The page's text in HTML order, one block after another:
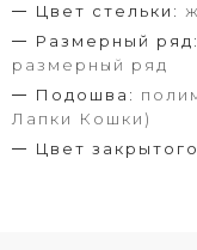
Цвет стельки:
Размерный ряд:
размерный ряд
Подошва:
Лапки Кошки)
Цвет